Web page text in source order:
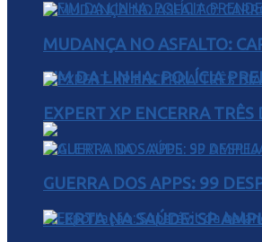
FIM DA LINHA: POLÍCIA
ALERTA NA SAÚDE: SP
MUDANÇA NO ASFALTO:
EXPERT XP ENCERRA
GUERRA DOS APPS: 99